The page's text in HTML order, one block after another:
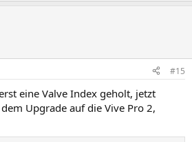
#15
eine Valve Index geholt, jetzt
Upgrade auf die Vive Pro 2,